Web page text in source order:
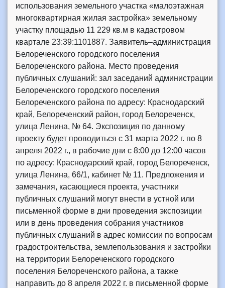
использования земельного участка «малоэтажная
многоквартирная жилая застройка» земельному
участку площадью 11 229 кв.м в кадастровом
квартале 23:39:1101887. Заявитель–администрация
Белореченского городского поселения
Белореченского района. Место проведения
публичных слушаний: зал заседаний администрации
Белореченского городского поселения
Белореченского района по адресу: Краснодарский
край, Белореченский район, город Белореченск,
улица Ленина, № 64. Экспозиция по данному
проекту будет проводиться с 31 марта 2022 г. по 8
апреля 2022 г., в рабочие дни с 8:00 до 12:00 часов
по адресу: Краснодарский край, город Белореченск,
улица Ленина, 66/1, кабинет № 11. Предложения и
замечания, касающиеся проекта, участники
публичных слушаний могут внести в устной или
письменной форме в дни проведения экспозиции
или в день проведения собрания участников
публичных слушаний в адрес комиссии по вопросам
градостроительства, землепользования и застройки
на территории Белореченского городского
поселения Белореченского района, а также
направить до 8 апреля 2022 г. в письменной форме